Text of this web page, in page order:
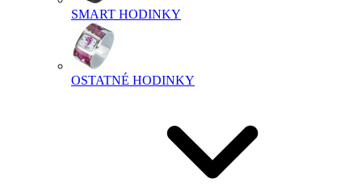
SMART HODINKY
OSTATNÉ HODINKY